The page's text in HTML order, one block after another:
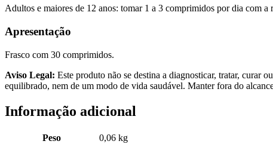
Adultos e maiores de 12 anos: tomar 1 a 3 comprimidos por dia com a
Apresentação
Frasco com 30 comprimidos.
Aviso Legal: Este produto não se destina a diagnosticar, tratar, curar
equilibrado, nem de um modo de vida saudável. Manter fora do
Informação adicional
Peso
0,06 kg